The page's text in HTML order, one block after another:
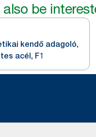
be
kendő adagoló,
acél, F1